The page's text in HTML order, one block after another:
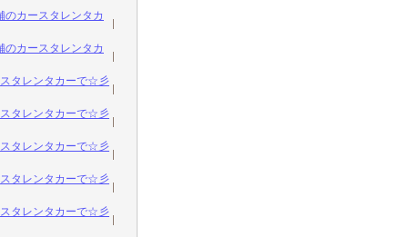
のカースタレンタカ
のカースタレンタカ
タレンタカーで☆彡
タレンタカーで☆彡
タレンタカーで☆彡
タレンタカーで☆彡
タレンタカーで☆彡